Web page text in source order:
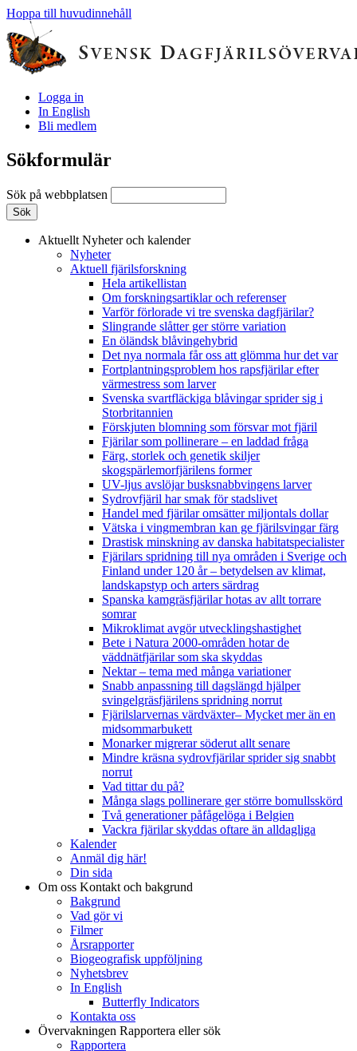
Hoppa till huvudinnehåll
Logga in
In English
Bli medlem
Sökformulär
Sök på webbplatsen
Aktuellt Nyheter och kalender
Nyheter
Aktuell fjärilsforskning
Hela artikellistan
Om forskningsartiklar och referenser
Varför förlorade vi tre svenska dagfjärilar?
Slingrande slåtter ger större variation
En öländsk blåvingehybrid
Det nya normala får oss att glömma hur det var
Fortplantningsproblem hos rapsfjärilar efter
värmestress som larver
Svenska svartfläckiga blåvingar sprider sig i
Storbritannien
Förskjuten blomning som försvar mot fjäril
Fjärilar som pollinerare – en laddad fråga
Färg, storlek och genetik skiljer
skogspärlemorfjärilens former
UV-ljus avslöjar busksnabbvingens larver
Sydrovfjäril har smak för stadslivet
Handel med fjärilar omsätter miljontals dollar
Vätska i vingmembran kan ge fjärilsvingar färg
Drastisk minskning av danska habitatspecialister
Fjärilars spridning till nya områden i Sverige och
Finland under 120 år– betydelsen av klimat,
landskapstyp och arters särdrag
Spanska kamgräsfjärilar hotas av allt torrare
somrar
Mikroklimat avgör utvecklingshastighet
Bete i Natura 2000-områden hotar de
väddnätfjärilar som ska skyddas
Nektar – tema med många variationer
Snabb anpassning till dagslängd hjälper
svingelgräsfjärilens spridning norrut
Fjärilslarvernas värdväxter– Mycket mer än en
midsommarbukett
Monarker migrerar söderut allt senare
Mindre kräsna sydrovfjärilar sprider sig snabbt
norrut
Vad tittar du på?
Många slags pollinerare ger större bomullsskörd
Två generationer påfågelöga i Belgien
Vackra fjärilar skyddas oftare än alldagliga
Kalender
Anmäl dig här!
Din sida
Om oss Kontakt och bakgrund
Bakgrund
Vad gör vi
Filmer
Årsrapporter
Biogeografisk uppföljning
Nyhetsbrev
In English
Butterfly Indicators
Kontakta oss
Övervakningen Rapportera eller sök
Rapportera